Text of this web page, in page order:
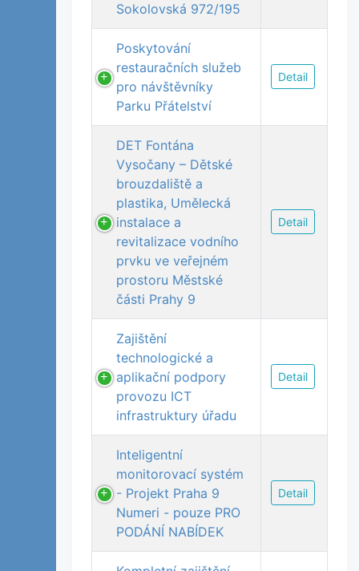
Sokolovská 972/195
Poskytování
restauračních služeb
pro návštěvníky
Parku Přátelství
Detail
DET Fontána
Vysočany – Dětské
brouzdaliště a
plastika, Umělecká
instalace a
revitalizace vodního
prvku ve veřejném
prostoru Městské
části Prahy 9
Detail
Zajištění
technologické a
aplikační podpory
provozu ICT
infrastruktury úřadu
Detail
Inteligentní
monitorovací systém
- Projekt Praha 9
Numeri - pouze PRO
PODÁNÍ NABÍDEK
Detail